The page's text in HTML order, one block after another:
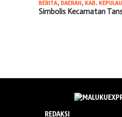
BERITA, DAERAH, KAB.
Simbolis Kecamatan
REDAKSI